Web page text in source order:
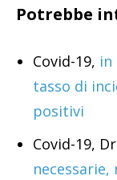
Potrebbe
Covid-19, in
tasso di
positivi
Covid-19,